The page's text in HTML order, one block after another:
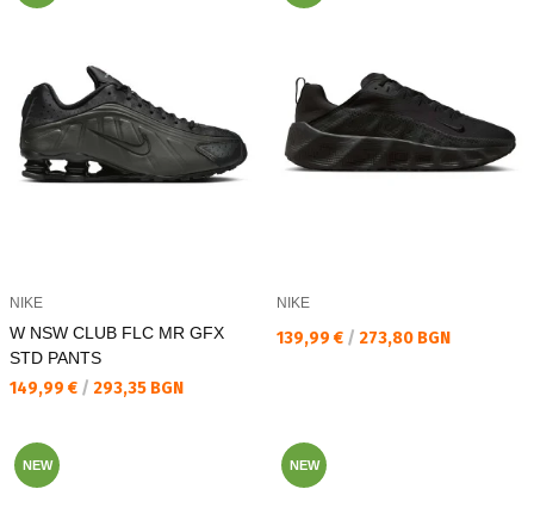
NIKE
W NSW CLUB FLC MR GFX
STD PANTS
Текуща цена:
149,99 € / 293,35 BGN
NIKE
Текуща цена:
139,99 € / 273,80 BGN
NEW NEW